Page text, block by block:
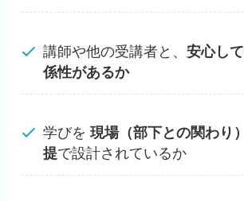
講師や他の受講者と、 安心し
係性があるか
学びを 現場（部下との関わり
提で設計されているか